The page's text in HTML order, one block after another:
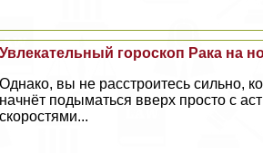
Увлекательный гороскоп Paка на
Однако, вы не расстроитесь сильно,
начнёт подыматься вверх просто с
скоростями...